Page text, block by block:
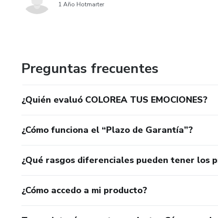
1 Año Hotmarter
Preguntas frecuentes
¿Quién evaluó COLOREA TUS EMOCIONES?
¿Cómo funciona el “Plazo de Garantía”?
¿Qué rasgos diferenciales pueden tener los
¿Cómo accedo a mi producto?